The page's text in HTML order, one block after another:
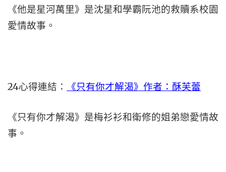
《他是星河萬里》是沈星和學霸阮池的救贖系校園
愛情故事。
24心得連結： 《只有你才解渴》作者：酥芙蕾
《只有你才解渴》是梅衫衫和衛修的姐弟戀愛情故
事。